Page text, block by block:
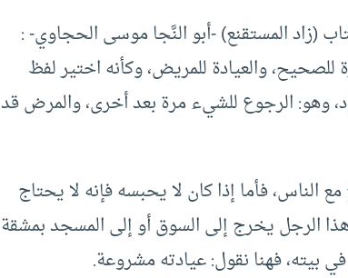
(زاد المستقنع) -أبو النَّجا موسى الحجاوي- :
للصحيح، والعيادة للمريض، وكأنه اختير لفظ
وهو: الرجوع للشيء مرة بعد أخرى، والمرض قد
فأما إذا كان لا يحبسه فإنه لا يحتاج
هذا الرجل يخرج إلى السوق أو إلى المسجد بمشقة
بيته، فهنا نقول: عيادته مشروعة.